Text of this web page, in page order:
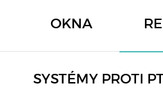
OKNA
SYSTÉMY PROTI